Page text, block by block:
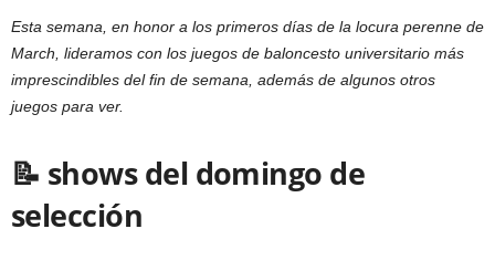
Esta semana, en honor a los primeros días de la locura perenne de
March, lideramos con los juegos de baloncesto universitario más
imprescindibles del fin de semana, además de algunos otros
juegos para ver.
📝 shows del domingo de
selección